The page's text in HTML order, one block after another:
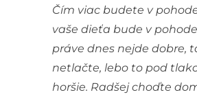
Čím viac budete v
vaše dieťa bude v
práve dnes nejde dobre,
netlačte, lebo to pod
horšie. Radšej choďte